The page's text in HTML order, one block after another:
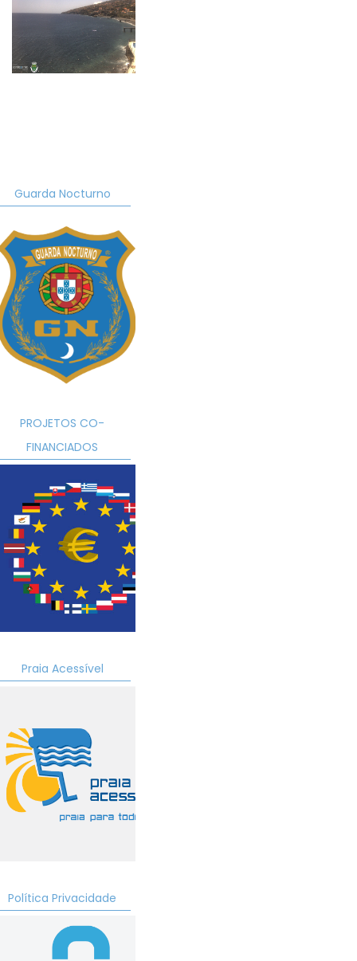
Guarda Nocturno
PROJETOS CO-
FINANCIADOS
Praia Acessível
Política Privacidade